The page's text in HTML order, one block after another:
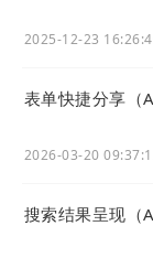
2025-12-23
表单快捷分享（
2026-03-20
搜索结果呈现（